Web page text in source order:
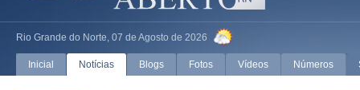
Rio Grande do Norte, 07 de Agosto de 2026
Inicial Notícias Blogs Fotos Vídeos Números